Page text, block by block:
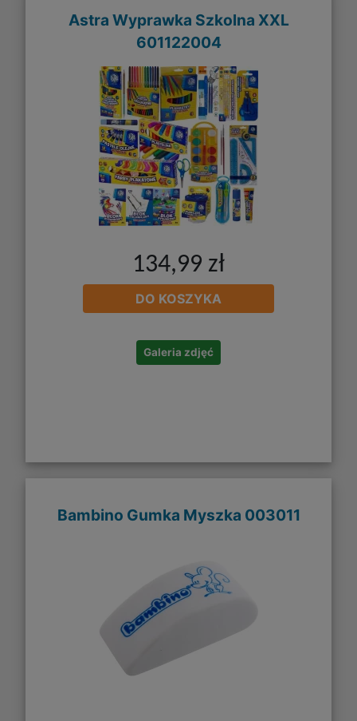
Astra Wyprawka Szkolna XXL
601122004
134,99 zł
DO KOSZYKA
Galeria zdjęć
Bambino Gumka Myszka 003011